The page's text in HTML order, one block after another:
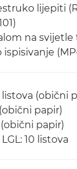
lijepiti
na svijetle
listova (obični
papir)
papir)
10 listova